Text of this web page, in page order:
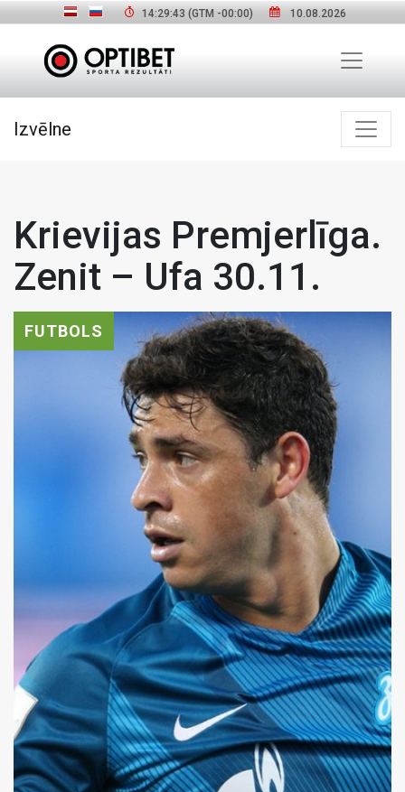
14:29:44 (GTM -00:00) 10.08.2026
Izvēlne
Krievijas Premjerlīga.
Zenit – Ufa 30.11.
FUTBOLS